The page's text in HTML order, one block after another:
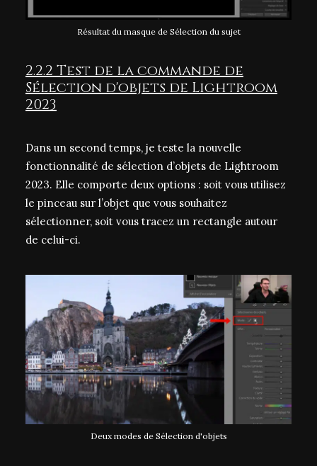
Résultat du masque de Sélection du sujet
2.2.2 Test de la commande de
Sélection d'objets de Lightroom
2023
Dans un second temps, je teste la nouvelle
fonctionnalité de sélection d’objets de Lightroom
2023. Elle comporte deux options : soit vous utilisez
le pinceau sur l’objet que vous souhaitez
sélectionner, soit vous tracez un rectangle autour
de celui-ci.
Deux modes de Sélection d'objets